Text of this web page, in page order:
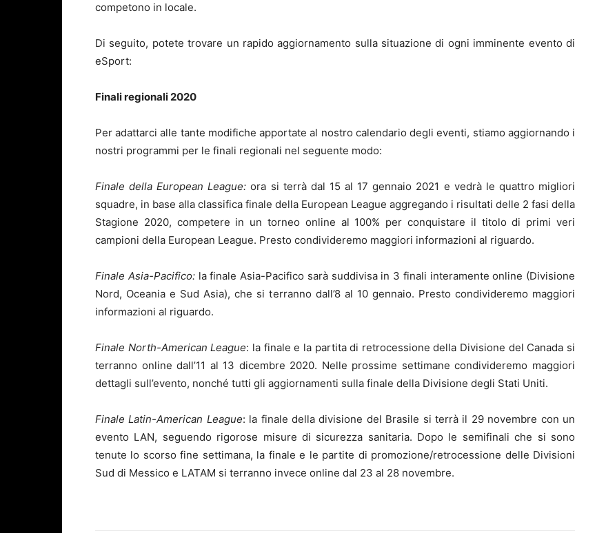
competono in locale.
Di seguito, potete trovare un rapido aggiornamento sulla situazione di ogni imminente evento di
eSport:
Finali regionali 2020
Per adattarci alle tante modifiche apportate al nostro calendario degli eventi, stiamo aggiornando i
nostri programmi per le finali regionali nel seguente modo:
Finale della European League: ora si terrà dal 15 al 17 gennaio 2021 e vedrà le quattro migliori
squadre, in base alla classifica finale della European League aggregando i risultati delle 2 fasi della
Stagione 2020, competere in un torneo online al 100% per conquistare il titolo di primi veri
campioni della European League. Presto condivideremo maggiori informazioni al riguardo.
Finale Asia-Pacifico: la finale Asia-Pacifico sarà suddivisa in 3 finali interamente online (Divisione
Nord, Oceania e Sud Asia), che si terranno dall’8 al 10 gennaio. Presto condivideremo maggiori
informazioni al riguardo.
Finale North-American League: la finale e la partita di retrocessione della Divisione del Canada si
terranno online dall’11 al 13 dicembre 2020. Nelle prossime settimane condivideremo maggiori
dettagli sull’evento, nonché tutti gli aggiornamenti sulla finale della Divisione degli Stati Uniti.
Finale Latin-American League: la finale della divisione del Brasile si terrà il 29 novembre con un
evento LAN, seguendo rigorose misure di sicurezza sanitaria. Dopo le semifinali che si sono
tenute lo scorso fine settimana, la finale e le partite di promozione/retrocessione delle Divisioni
Sud di Messico e LATAM si terranno invece online dal 23 al 28 novembre.